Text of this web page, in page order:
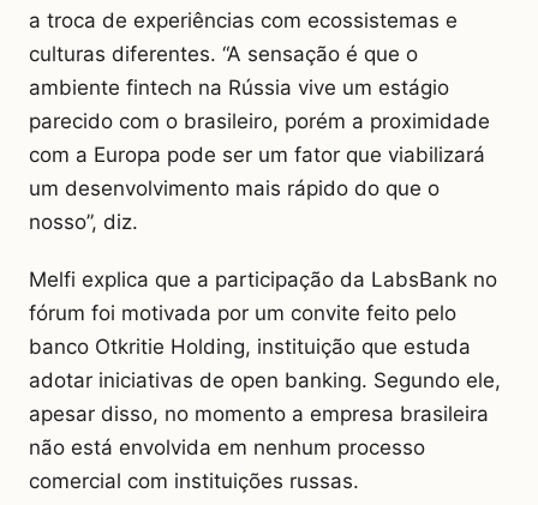
a troca de experiências com ecossistemas e
culturas diferentes. “A sensação é que o
ambiente fintech na Rússia vive um estágio
parecido com o brasileiro, porém a proximidade
com a Europa pode ser um fator que viabilizará
um desenvolvimento mais rápido do que o
nosso”, diz.
Melfi explica que a participação da LabsBank no
fórum foi motivada por um convite feito pelo
banco Otkritie Holding, instituição que estuda
adotar iniciativas de open banking. Segundo ele,
apesar disso, no momento a empresa brasileira
não está envolvida em nenhum processo
comercial com instituições russas.